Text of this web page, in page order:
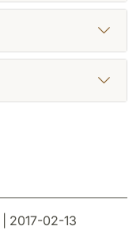
| 2017-02-13